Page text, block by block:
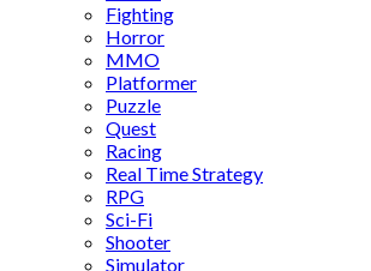
Fighting
Horror
MMO
Platformer
Puzzle
Quest
Racing
Real Time Strategy
RPG
Sci-Fi
Shooter
Simulator